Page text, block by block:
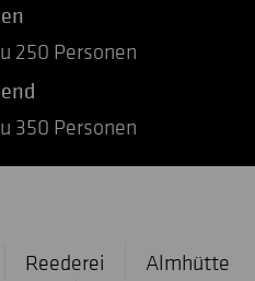
250 Personen
350 Personen
Reederei
Almhütte